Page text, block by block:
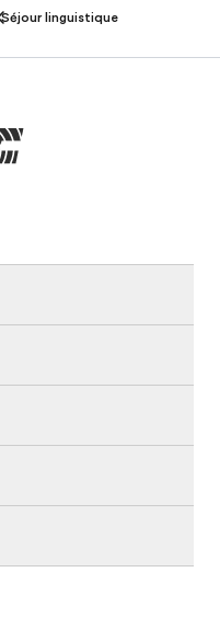
Séjour linguistique